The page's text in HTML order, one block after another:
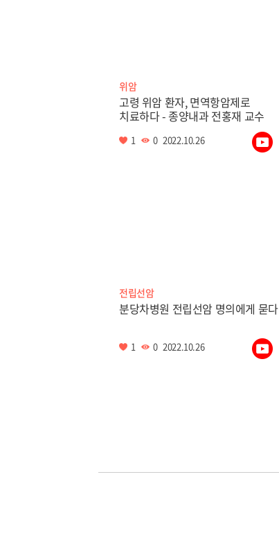
위암
고령 위암 환자, 면역항암제로
치료하다 - 종양내과 전홍재 교수
1 0 2022.10.26
전립선암
분당차병원 전립선암 명의에게 묻다
1 0 2022.10.26